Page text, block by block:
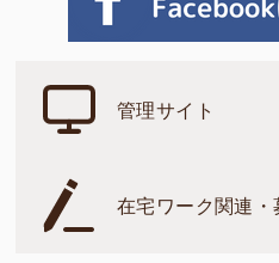
管理サイト
在宅ワーク関連・